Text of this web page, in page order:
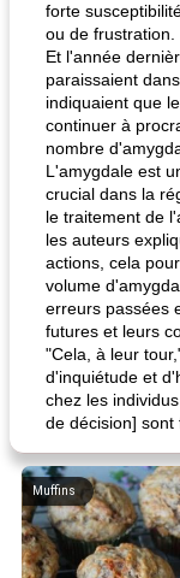
forte
ou de frustration.
Et l'année
paraissaient
indiquaient que
continuer à
nombre
L'amygdale est
crucial dans la
le traitement de
les auteurs
actions, cela
volume
erreurs passées
futures et leurs
"Cela, à leur
d'inquiétude et
chez les
de décision] sont
Muffins